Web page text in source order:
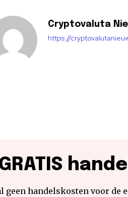
Cryptovaluta
https://
geen handelskosten voor de